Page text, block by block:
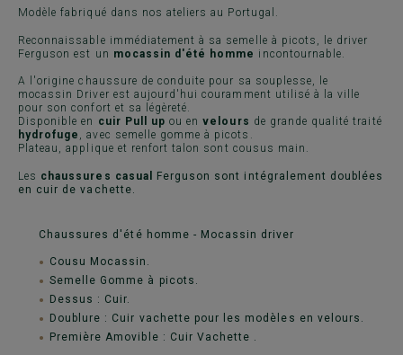
Modèle fabriqué dans nos ateliers au Portugal.
Reconnaissable immédiatement à sa semelle à picots, le driver
Ferguson est un mocassin d'été homme incontournable.
A l'origine chaussure de conduite pour sa souplesse, le
mocassin Driver est aujourd'hui couramment utilisé à la ville
pour son confort et sa légèreté.
Disponible en cuir Pull up ou envelours de grande qualité traité
hydrofuge , avec semelle gomme à picots.
Plateau, applique et renfort talon sont cousus main.
Les chaussures casual Ferguson sont intégralement doublées
en cuir de vachette.
Chaussures d'été homme - Mocassin driver
Cousu Mocassin.
Semelle Gomme à picots.
Dessus : Cuir.
Doublure : Cuir vachette pour les modèles en velours.
Première Amovible : Cuir Vachette .